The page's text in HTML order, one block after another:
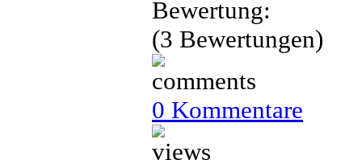
Bewertung:
(3 Bewertungen)
0 Kommentare